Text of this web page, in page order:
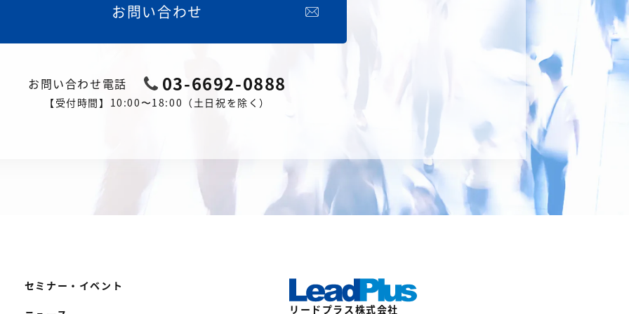
お問い合わせ
お問い合わせ電話 03-6692-0888
【受付時間】10:00〜18:00（土日祝を除く）
セミナー・イベント
リードプラス株式会社